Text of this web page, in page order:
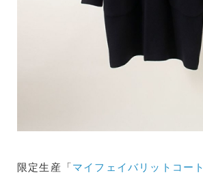
限定生産「マイフェイバリットコート